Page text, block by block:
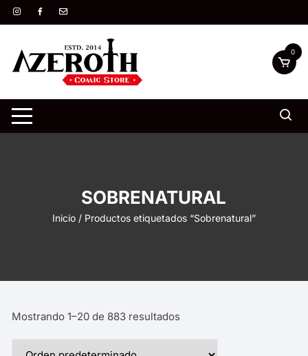
Saltar
al
0
SOBRENATURAL
Inicio/ Productos etiquetados “Sobrenatural”
Mostrando 1–20 de 883 resultados